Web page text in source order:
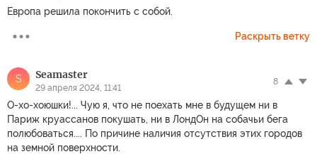
Европа решила покончить с собой.
Раскрыть ветку
S Seamaster
29 апреля 2024, 11:41
8
О-хо-хоюшки!... Чую я, что не поехать мне в будущем ни в
Париж круассанов покушать, ни в ЛондОн на собачьи бега
полюбоваться.... По причине наличия отсутствия этих городов
на земной поверхности.